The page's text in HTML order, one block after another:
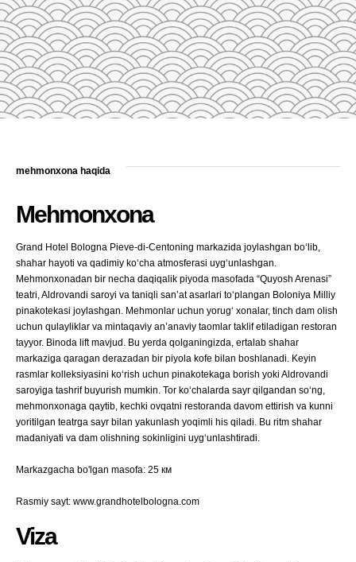
mehmonxona haqida
Mehmonxona
Grand Hotel Bologna Pieve-di-Centoning markazida joylashgan bo‘lib,
shahar hayoti va qadimiy ko‘cha atmosferasi uyg‘unlashgan.
Mehmonxonadan bir necha daqiqalik piyoda masofada “Quyosh Arenasi”
teatri, Aldrovandi saroyi va taniqli san’at asarlari to‘plangan Boloniya Milliy
pinakotekasi joylashgan. Mehmonlar uchun yorug‘ xonalar, tinch dam olish
uchun qulayliklar va mintaqaviy an’anaviy taomlar taklif etiladigan restoran
tayyor. Binoda lift mavjud. Bu yerda qolganingizda, ertalab shahar
markaziga qaragan derazadan bir piyola kofe bilan boshlanadi. Keyin
rasmlar kolleksiyasini ko‘rish uchun pinakotekaga borish yoki Aldrovandi
saroyiga tashrif buyurish mumkin. Tor ko‘chalarda sayr qilgandan so‘ng,
mehmonxonaga qaytib, kechki ovqatni restoranda davom ettirish va kunni
yoritilgan teatrga sayr bilan yakunlash yoqimli his qiladi. Bu ritm shahar
madaniyati va dam olishning sokinligini uyg‘unlashtiradi.
Markazgacha bo'lgan masofa: 25 км
Rasmiy sayt: www.grandhotelbologna.com
Viza